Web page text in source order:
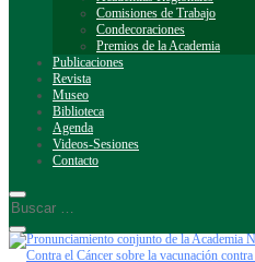
Comisiones de Trabajo
Condecoraciones
Premios de la Academia
Publicaciones
Revista
Museo
Biblioteca
Agenda
Videos-Sesiones
Contacto